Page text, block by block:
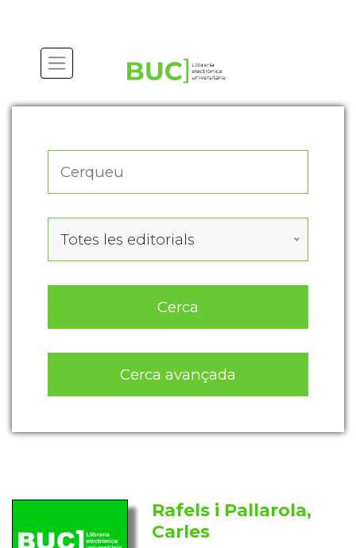
Totes les editorials
Cerca
Cerca avançada
Rafels i Pallarola,
Carles